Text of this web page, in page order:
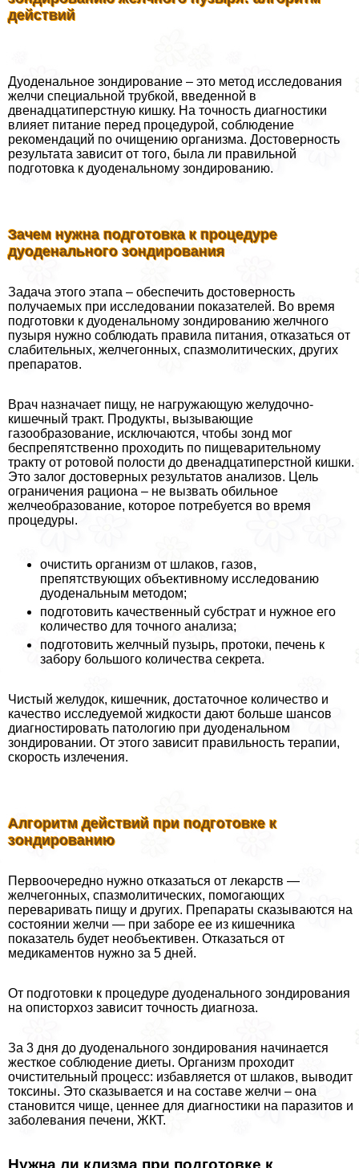
действий
Дуоденальное зондирование – это метод исследования
желчи специальной трубкой, введенной в
двенадцатиперстную кишку. На точность диагностики
влияет питание перед процедурой, соблюдение
рекомендаций по очищению организма. Достоверность
результата зависит от того, была ли правильной
подготовка к дуоденальному зондированию.
Зачем нужна подготовка к процедуре
дуоденального зондирования
Задача этого этапа – обеспечить достоверность
получаемых при исследовании показателей. Во время
подготовки к дуоденальному зондированию желчного
пузыря нужно соблюдать правила питания, отказаться от
слабительных, желчегонных, спазмолитических, других
препаратов.
Врач назначает пищу, не нагружающую желудочно-
кишечный тpaкт. Продукты, вызывающие
газообразование, исключаются, чтобы зонд мог
беспрепятственно проходить по пищеварительному
тpaкту от ротовой полости до двенадцатиперстной кишки.
Это залог достоверных результатов анализов. Цель
ограничения рациона – не вызвать обильное
желчеобразование, которое потребуется во время
процедуры.
очистить организм от шлаков, газов,
препятствующих объективному исследованию
дуоденальным методом;
подготовить качественный субстрат и нужное его
количество для точного анализа;
подготовить желчный пузырь, протоки, печень к
забору большого количества секрета.
Чистый желудок, кишечник, достаточное количество и
качество исследуемой жидкости дают больше шансов
диагностировать патологию при дуоденальном
зондировании. От этого зависит правильность терапии,
скорость излечения.
Алгоритм действий при подготовке к
зондированию
Первоочередно нужно отказаться от лекарств —
желчегонных, спазмолитических, помогающих
переваривать пищу и других. Препараты сказываются на
состоянии желчи — при заборе ее из кишечника
показатель будет необъективен. Отказаться от
медикаментов нужно за 5 дней.
От подготовки к процедуре дуоденального зондирования
на описторхоз зависит точность диагноза.
За 3 дня до дуоденального зондирования начинается
жесткое соблюдение диеты. Организм проходит
очистительный процесс: избавляется от шлаков, выводит
токсины. Это сказывается и на составе желчи – она
становится чище, ценнее для диагностики на паразитов и
заболевания печени, ЖКТ.
Нужна ли клизма при подготовке к